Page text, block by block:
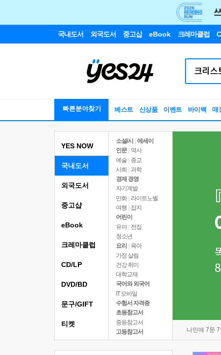
국내도서 외국도서 중고샵 eBook 크레마클럽
빠른분야찾기 베스트 신상품 이벤트 바이백 매
YES NOW
국내도서
소설/시
에세이
인문
역사
예술 | 종교
사회 | 과학
경제 경영
자기계발
만화 | 라이트노벨
여행
잡지
어린이
유아 | 전집
청소년
요리
육아
가정 살림
건강 취미
대학교재
국어와 외국어
IT 모바일
수험서 자격증
초등참고서
중등참고서
고등참고서
나민애 7문
외국도서
중고샵
eBook
크레마클럽
CD/LP
DVD/BD
문구/GIFT
티켓